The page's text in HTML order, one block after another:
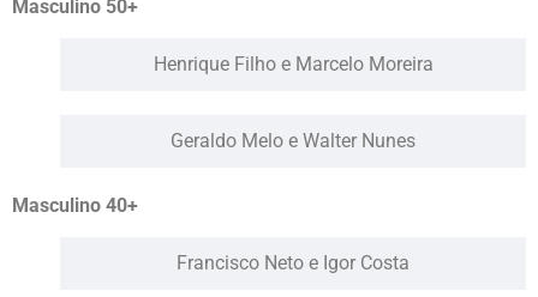
Masculino 50+
Henrique Filho e Marcelo Moreira
Geraldo Melo e Walter Nunes
Masculino 40+
Francisco Neto e Igor Costa